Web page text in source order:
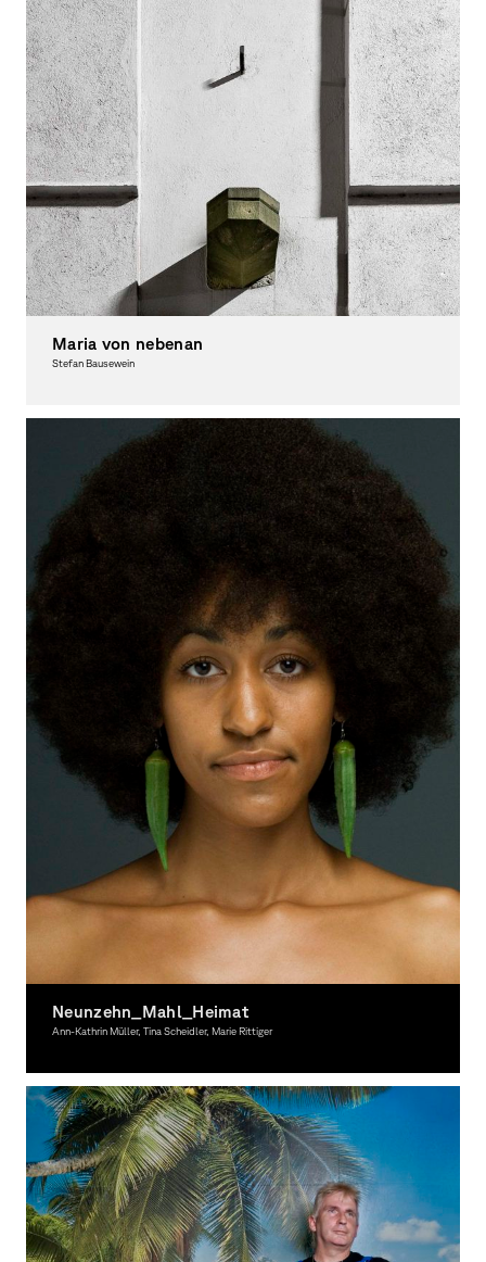
Maria von nebenan
Stefan Bausewein
Neunzehn_Mahl_Heimat
Ann-Kathrin Müller, Tina Scheidler, Marie Rittiger